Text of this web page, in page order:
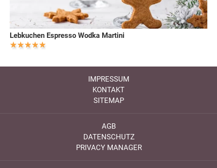
Lebkuchen Espresso Wodka Martini
IMPRESSUM
KONTAKT
SITEMAP
AGB
DATENSCHUTZ
PRIVACY MANAGER